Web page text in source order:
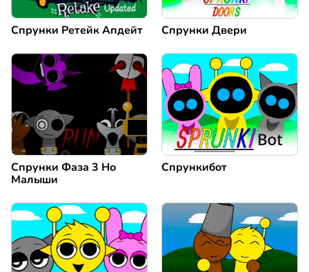
Спрунки Ретейк Апдейт Спрунки Двери
Спрунки Фаза 3 Но
Малыши
Спрункибот